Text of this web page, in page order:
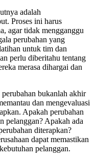
adalah
Proses ini harus
agar tidak mengganggu
perubahan yang
untuk tim dan
perlu diberitahu tentang
merasa dihargai dan
bukanlah akhir
dan mengevaluasi
Apakah perubahan
pelanggan? Apakah ada
diterapkan?
dapat memastikan
pelanggan.